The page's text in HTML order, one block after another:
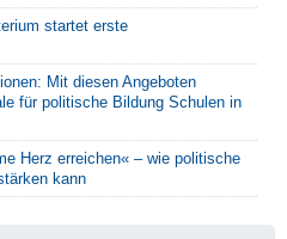
startet erste
Mit diesen Angeboten
für politische Bildung Schulen in
Herz erreichen« – wie politische
kann